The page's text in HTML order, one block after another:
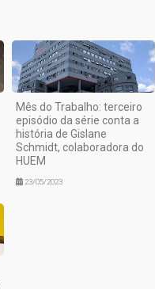
Mês do Trabalho: terceiro
episódio da série conta a
história de Gislane
Schmidt, colaboradora do
HUEM
23/05/2023